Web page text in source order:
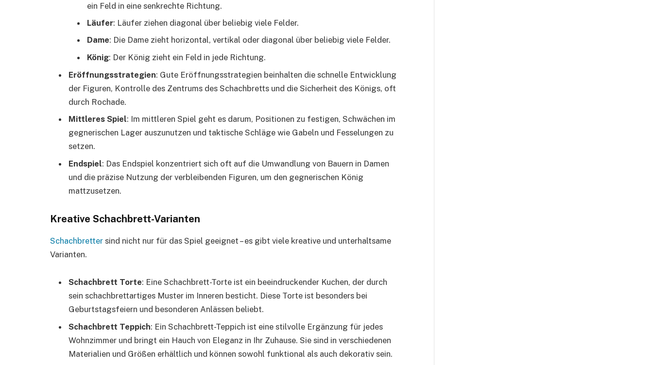
ein Feld in eine senkrechte Richtung.
Läufer: Läufer ziehen diagonal über beliebig viele Felder.
Dame: Die Dame zieht horizontal, vertikal oder diagonal über beliebig viele Felder.
König: Der König zieht ein Feld in jede Richtung.
Eröffnungsstrategien: Gute Eröffnungsstrategien beinhalten die schnelle Entwicklung
der Figuren, Kontrolle des Zentrums des Schachbretts und die Sicherheit des Königs, oft
durch Rochade.
Mittleres Spiel: Im mittleren Spiel geht es darum, Positionen zu festigen, Schwächen im
gegnerischen Lager auszunutzen und taktische Schläge wie Gabeln und Fesselungen zu
setzen.
Endspiel: Das Endspiel konzentriert sich oft auf die Umwandlung von Bauern in Damen
und die präzise Nutzung der verbleibenden Figuren, um den gegnerischen König
mattzusetzen.
Kreative Schachbrett-Varianten
Schachbretter sind nicht nur für das Spiel geeignet – es gibt viele kreative und unterhaltsame
Varianten.
Schachbrett Torte: Eine Schachbrett-Torte ist ein beeindruckender Kuchen, der durch
sein schachbrettartiges Muster im Inneren besticht. Diese Torte ist besonders bei
Geburtstagsfeiern und besonderen Anlässen beliebt.
Schachbrett Teppich: Ein Schachbrett-Teppich ist eine stilvolle Ergänzung für jedes
Wohnzimmer und bringt ein Hauch von Eleganz in Ihr Zuhause. Sie sind in verschiedenen
Materialien und Größen erhältlich und können sowohl funktional als auch dekorativ sein.